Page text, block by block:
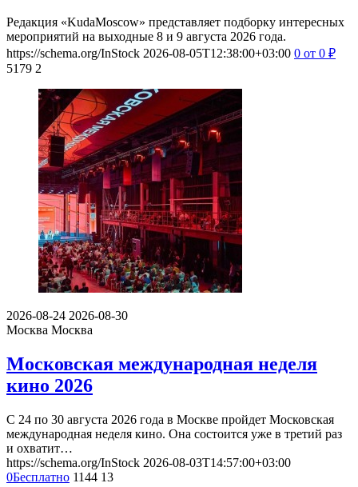
Редакция «KudaMoscow» представляет подборку интересных
мероприятий на выходные 8 и 9 августа 2026 года.
https://schema.org/InStock 2026-08-05T12:38:00+03:00 0 от 0 ₽
5179 2
2026-08-24 2026-08-30
Москва Москва
Московская международная неделя
кино 2026
С 24 по 30 августа 2026 года в Москве пройдет Московская
международная неделя кино. Она состоится уже в третий раз
и охватит…
https://schema.org/InStock 2026-08-03T14:57:00+03:00
0Бесплатно 1144 13